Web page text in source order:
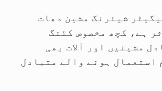
شیئرنگ مشین دھات
ہے، کچھ مخصوص کٹنگ
مشینیں اور آلات بھی
استعمال ہونے والے متبادل